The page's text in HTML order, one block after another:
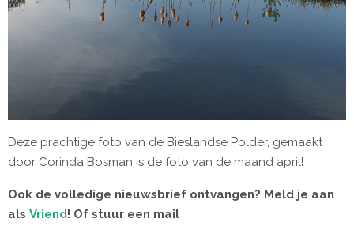
Deze prachtige foto van de Bieslandse Polder, gemaakt
door Corinda Bosman is de foto van de maand april!
Ook de volledige nieuwsbrief ontvangen? Meld je aan
als Vriend! Of stuur een mail